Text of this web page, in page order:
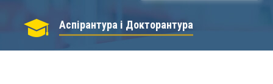
Аспірантура і Докторантура